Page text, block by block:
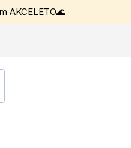
AKCELETO🌊